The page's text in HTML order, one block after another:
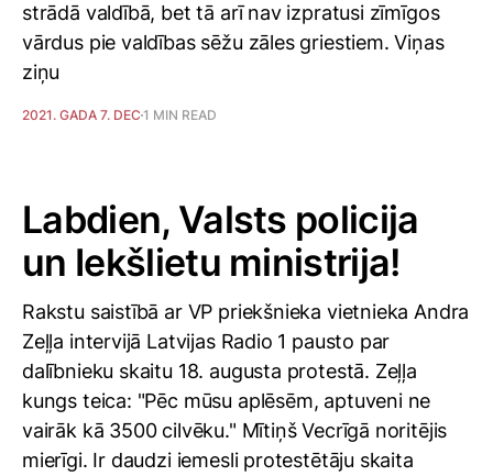
strādā valdībā, bet tā arī nav izpratusi zīmīgos
vārdus pie valdības sēžu zāles griestiem. Viņas
ziņu
2021. GADA 7. DEC 1 MIN READ
Labdien, Valsts policija
un Iekšlietu ministrija!
Rakstu saistībā ar VP priekšnieka vietnieka Andra
Zeļļa intervijā Latvijas Radio 1 pausto par
dalībnieku skaitu 18. augusta protestā. Zeļļa
kungs teica: "Pēc mūsu aplēsēm, aptuveni ne
vairāk kā 3500 cilvēku." Mītiņš Vecrīgā noritējis
mierīgi. Ir daudzi iemesli protestētāju skaita